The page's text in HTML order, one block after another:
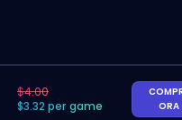
$4.00
$3.32 per game
ORA